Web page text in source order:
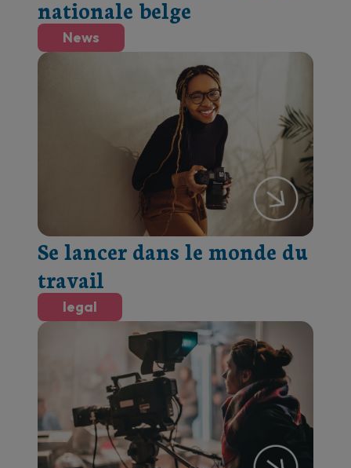
nationale belge
News
Se lancer dans le monde du
travail
legal